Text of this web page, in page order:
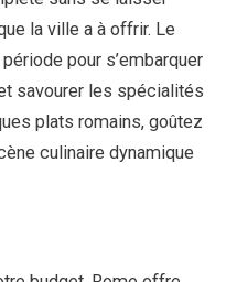
la ville a à offrir. Le
pour s’embarquer
savourer les spécialités
plats romains, goûtez
culinaire dynamique